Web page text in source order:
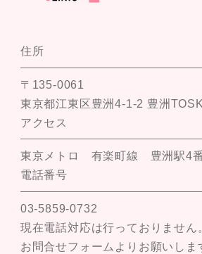
住所
〒135-0061
東京都江東区豊洲4-1-2 豊洲
アクセス
東京メトロ 有楽町線 豊洲駅4
電話番号
03-5859-0732
現在電話対応は行っておりません
お問合せフォームよりお願いしま